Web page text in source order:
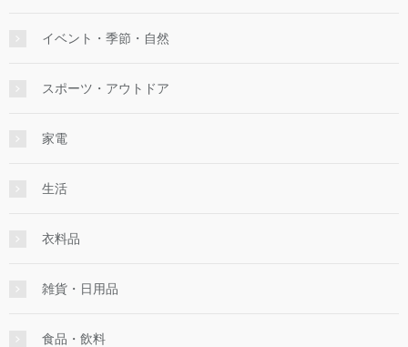
イベント・季節・自然
スポーツ・アウトドア
家電
生活
衣料品
雑貨・日用品
食品・飲料